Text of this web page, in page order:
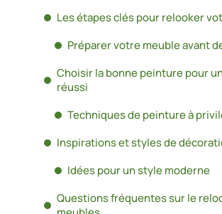
Les étapes clés pour relooker
Préparer votre meuble avant
Choisir la bonne peinture pour
réussi
Techniques de peinture à
Inspirations et styles de
Idées pour un style moderne
Questions fréquentes sur le